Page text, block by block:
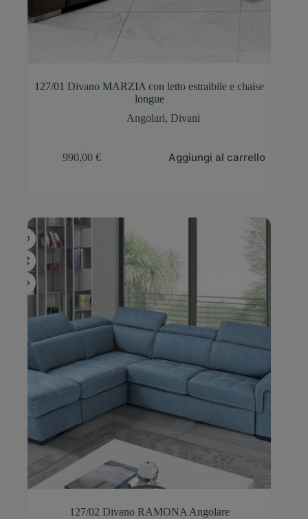
127/01 Divano MARZIA con letto estraibile e chaise
longue
Angolari, Divani
990,00 € Aggiungi al carrello
127/02 Divano RAMONA Angolare